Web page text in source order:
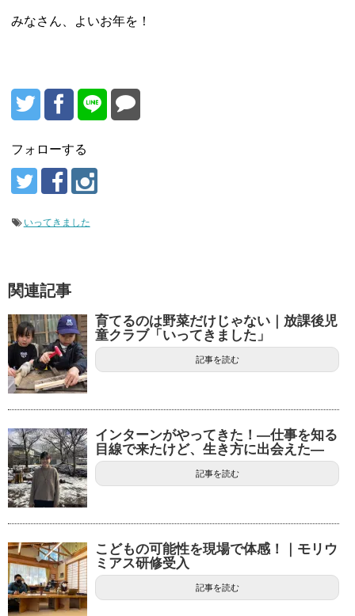
みなさん、よいお年を！
フォローする
いってきました
関連記事
育てるのは野菜だけじゃない｜放課後児
童クラブ「いってきました」
記事を読む
インターンがやってきた！―仕事を知る
目線で来たけど、生き方に出会えた―
記事を読む
こどもの可能性を現場で体感！｜モリウ
ミアス研修受入
記事を読む